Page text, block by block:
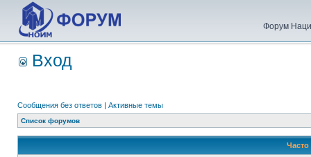
Форум
Вход
Сообщения без ответов | Активные темы
Список форумов